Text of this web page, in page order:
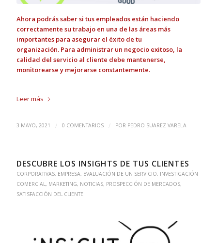
Ahora podrás saber si tus empleados están haciendo
correctamente su trabajo en una de las áreas más
importantes para asegurar el éxito de tu
organización. Para administrar un negocio exitoso, la
calidad del servicio al cliente debe mantenerse,
monitorearse y mejorarse constantemente.
Leer más
3 MAYO, 2021 / 0 COMENTARIOS / POR PEDRO SUAREZ VARELA
DESCUBRE LOS INSIGHTS DE TUS CLIENTES
CORPORATIVAS, EMPRESA, EVALUACIÓN DE UN SERVICIO, INVESTIGACIÓN
COMERCIAL, MARKETING, NOTICIAS, PROSPECCIÓN DE MERCADOS,
SATISFACCIÓN DEL CLIENTE